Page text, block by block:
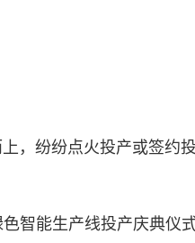
，纷纷点火投产或签约
智能生产线投产庆典仪